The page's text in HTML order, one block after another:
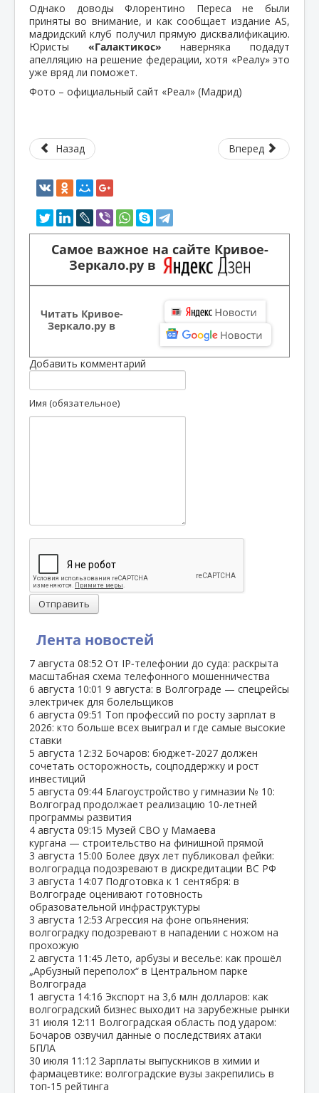
Лента новостей
7 августа 08:52 От IP‑телефонии до суда: раскрыта
масштабная схема телефонного мошенничества
6 августа 10:01 9 августа: в Волгограде — спецрейсы
электричек для болельщиков
6 августа 09:51 Топ профессий по росту зарплат в
2026: кто больше всех выиграл и где самые высокие
ставки
5 августа 12:32 Бочаров: бюджет‑2027 должен
сочетать осторожность, соцподдержку и рост
инвестиций
5 августа 09:44 Благоустройство у гимназии № 10:
Волгоград продолжает реализацию 10‑летней
программы развития
4 августа 09:15 Музей СВО у Мамаева
кургана — строительство на финишной прямой
3 августа 15:00 Более двух лет публиковал фейки:
волгоградца подозревают в дискредитации ВС РФ
3 августа 14:07 Подготовка к 1 сентября: в
Волгограде оценивают готовность
образовательной инфраструктуры
3 августа 12:53 Агрессия на фоне опьянения:
волгоградку подозревают в нападении с ножом на
прохожую
2 августа 11:45 Лето, арбузы и веселье: как прошёл
„Арбузный переполох“ в Центральном парке
Волгограда
1 августа 14:16 Экспорт на 3,6 млн долларов: как
волгоградский бизнес выходит на зарубежные рынки
31 июля 12:11 Волгоградская область под ударом:
Бочаров озвучил данные о последствиях атаки
БПЛА
30 июля 11:12 Зарплаты выпускников в химии и
фармацевтике: волгоградские вузы закрепились в
топ‑15 рейтинга
Однако доводы Флорентино Переса не были
приняты во внимание, и как сообщает издание AS,
мадридский клуб получил прямую дисквалификацию.
Юристы «Галактикос» наверняка подадут
апелляцию на решение федерации, хотя «Реалу» это
уже вряд ли поможет.
Фото – официальный сайт «Реал» (Мадрид)
Назад Вперед
Самое важное на сайте Кривое-
Зеркало.ру в
Читать Кривое-
Зеркало.ру в
Добавить комментарий
Имя (обязательное)
Отправить